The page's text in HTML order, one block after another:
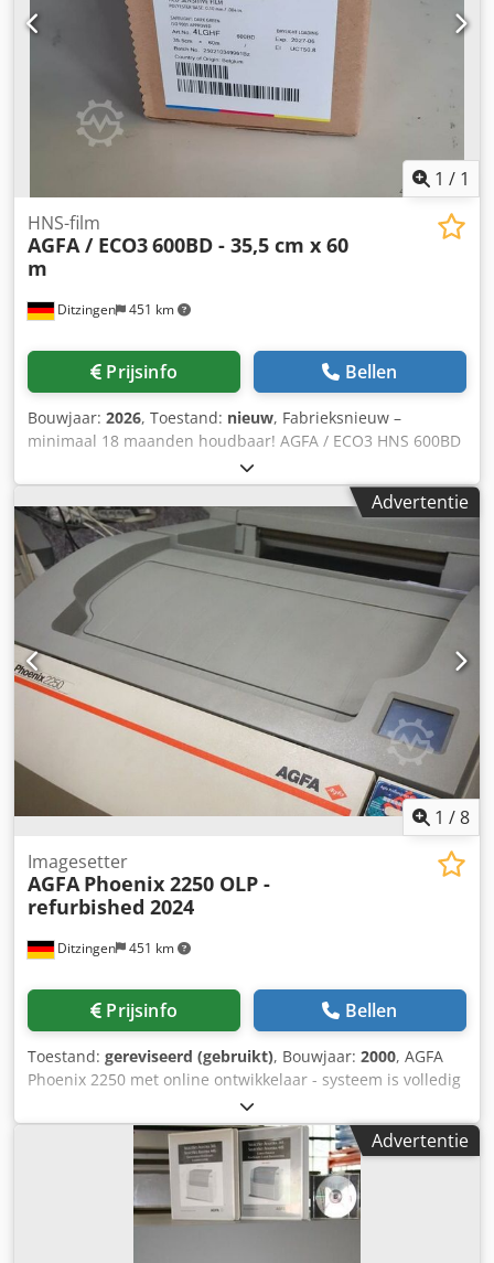
1 / 1
Ditzingen 451 km
HNS-film
AGFA / ECO3600BD - 35,5 cm x 60
m
Prijsinfo Bellen
Bouwjaar: 2026, Toestand: nieuw, Fabrieksnieuw –
minimaal 18 maanden houdbaar! AGFA / ECO3 HNS 600BD
Film 355 mm x 60 m Breedte: 35,5 cm, lengte: 60 m
Specificatie: 600 BD Code: 4LGHF Past in veel belichters –
bijv. AccuSet en Avantra 25 / 30 voor roodlicht-laserdioden
650–670 nm Cjdpeb Rlbbsfx Aniorf
Advertentie
1 /8
Ditzingen 451 km
Imagesetter
AGFA Phoenix 2250 OLP -
refurbished 2024
Prijsinfo Bellen
Toestand: gereviseerd (gebruikt), Bouwjaar: 2000, AGFA
Phoenix 2250 met online ontwikkelaar - systeem is volledig
gecontroleerd en gereinigd. Resoluties: 1200, 1800, 2400
en 3000 dpi - max. 570 × 736 mm. Inclusief Techkon
filmdensitometer. We sturen je graag meer informatie en
foto's. Gereviseerd 2024 Codpfefl Sxqjx Anisrf
Advertentie